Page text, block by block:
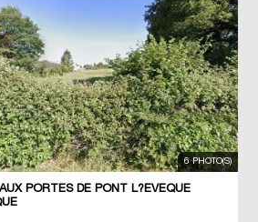
6 PHOTO(S)
PORTES DE PONT L?EVÊQUE